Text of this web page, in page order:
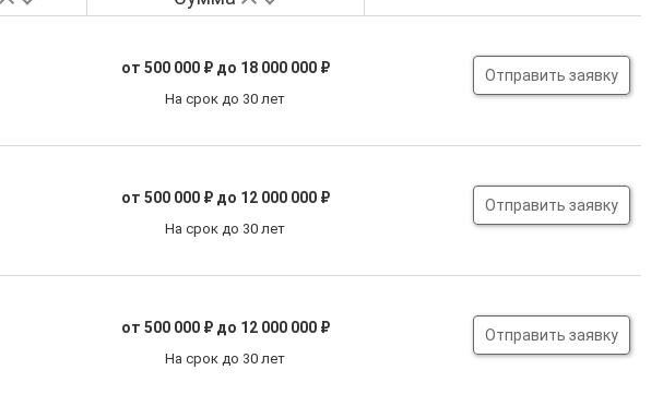
от 500 000 ₽ до 18 000 000 ₽
На срок до 30 лет
Отправить заявку
от 500 000 ₽ до 12 000 000 ₽
На срок до 30 лет
Отправить заявку
от 500 000 ₽ до 12 000 000 ₽
На срок до 30 лет
Отправить заявку